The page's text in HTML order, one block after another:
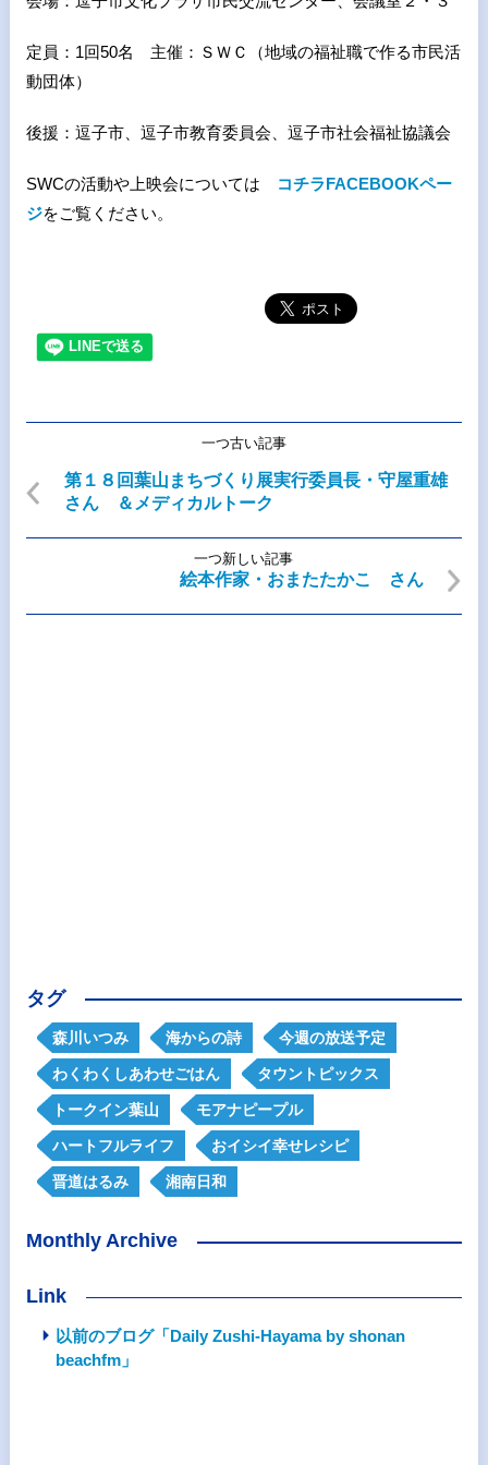
定員：1回50名 主催：ＳＷＣ（地域の福祉職で作る市民活
動団体）
後援：逗子市、逗子市教育委員会、逗子市社会福祉協議会
SWCの活動や上映会については
コチラFACEBOOKペー
ジをご覧ください。
一つ古い記事
第１８回葉山まちづくり展実行委員長・守屋重雄
さん ＆メディカルトーク
一つ新しい記事
絵本作家・おまたたかこ さん
タグ
森川いつみ 海からの詩 今週の放送予定
わくわくしあわせごはん タウントピックス
トークイン葉山 モアナピープル
ハートフルライフ おイシイ幸せレシピ
晋道はるみ 湘南日和
Monthly Archive
Link
以前のブログ「Daily Zushi-Hayama by shonan
beachfm」